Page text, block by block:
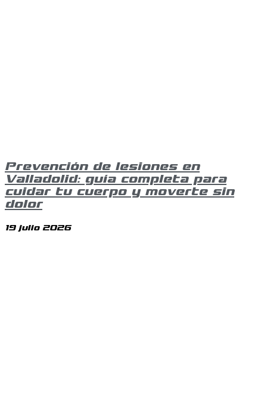
Prevención de lesiones en
Valladolid: guía completa para
cuidar tu cuerpo y moverte sin
dolor
19 julio 2026